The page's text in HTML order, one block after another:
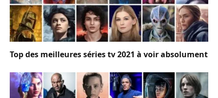
Top des meilleures séries tv 2021 à voir absolument